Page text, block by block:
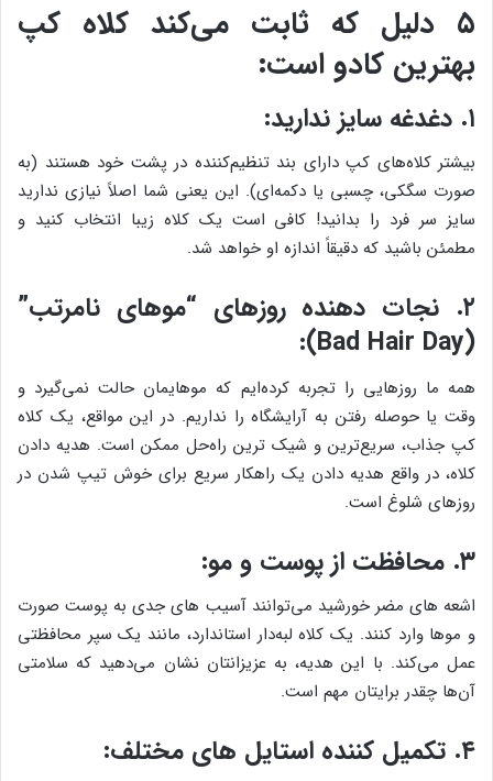
۵ دلیل که ثابت می‌کند کلاه کپ
بهترین کادو است:
۱. دغدغه سایز ندارید:
بیشتر کلاه‌های کپ دارای بند تنظیم‌کننده در پشت خود هستند (به
صورت سگکی، چسبی یا دکمه‌ای). این یعنی شما اصلاً نیازی ندارید
سایز سر فرد را بدانید! کافی است یک کلاه زیبا انتخاب کنید و
مطمئن باشید که دقیقاً اندازه او خواهد شد.
۲. نجات دهنده روزهای “موهای نامرتب”
(Bad Hair Day):
همه ما روزهایی را تجربه کرده‌ایم که موهایمان حالت نمی‌گیرد و
وقت یا حوصله رفتن به آرایشگاه را نداریم. در این مواقع، یک کلاه
کپ جذاب، سریع‌ترین و شیک ترین راه‌حل ممکن است. هدیه دادن
کلاه، در واقع هدیه دادن یک راهکار سریع برای خوش تیپ شدن در
روزهای شلوغ است.
۳. محافظت از پوست و مو:
اشعه های مضر خورشید می‌توانند آسیب های جدی به پوست صورت
و موها وارد کنند. یک کلاه لبه‌دار استاندارد، مانند یک سپر محافظتی
عمل می‌کند. با این هدیه، به عزیزانتان نشان می‌دهید که سلامتی
آن‌ها چقدر برایتان مهم است.
۴. تکمیل کننده استایل های مختلف: